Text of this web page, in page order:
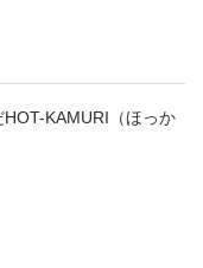
KAMURI（ほっか